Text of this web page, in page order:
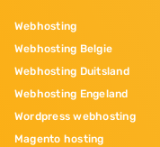
Webhosting
Webhosting Belgie
Webhosting Duitsland
Webhosting Engeland
Wordpress webhosting
Magento hosting